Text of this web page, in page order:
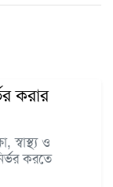
করার
স্বাস্থ্য ও
করতে